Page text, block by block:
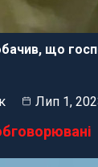
що
Лип 1,